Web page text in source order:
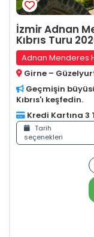
İzmir Adnan
Kıbrıs Turu
Adnan Menderes
Girne –
Geçmişin
Kıbrıs'ı keşfedin.
Kredi Kartına 3
Tarih
seçenekleri